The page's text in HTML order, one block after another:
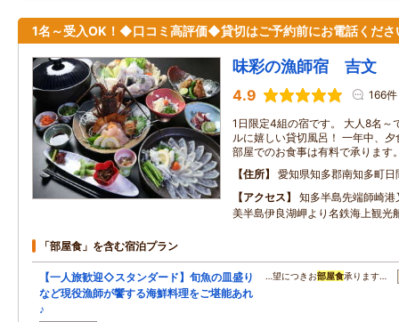
1名～受入OK！◆口コミ高評価◆貸切はご予約前にお電話くださ
味彩の漁師宿 吉文
4.9 166件
1日限定4組の宿です。 大人8名～
ルに嬉しい貸切風呂！ 一年中、
部屋でのお食事は有料で承ります
住所
愛知県知多郡南知多町
アクセス
知多半島先端師崎
美半島伊良湖岬より名鉄海上観光
「部屋食」を含む宿泊プラン
【一人旅歓迎◇スタンダード】旬魚の皿盛り
など現役漁師が饗する海鮮料理をご堪能あれ
♪
…望につきお部屋食承ります…